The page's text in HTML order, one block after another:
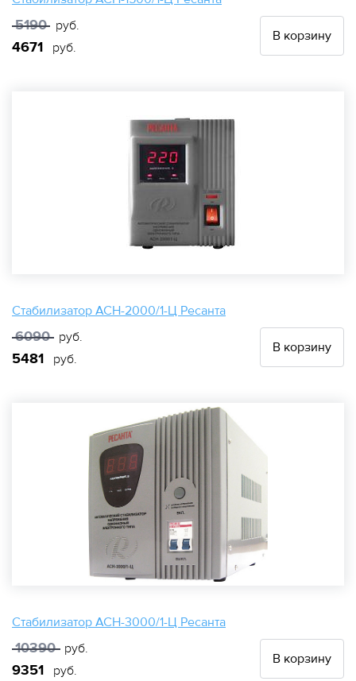
5190 руб.
4671 руб.
В корзину
Стабилизатор АСН-2000/1-Ц Ресанта
6090 руб.
5481 руб.
В корзину
Стабилизатор АСН-3000/1-Ц Ресанта
10390 руб.
9351 руб.
В корзину